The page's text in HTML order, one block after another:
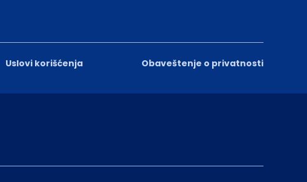
Uslovi korišćenja Obaveštenje o privatnosti